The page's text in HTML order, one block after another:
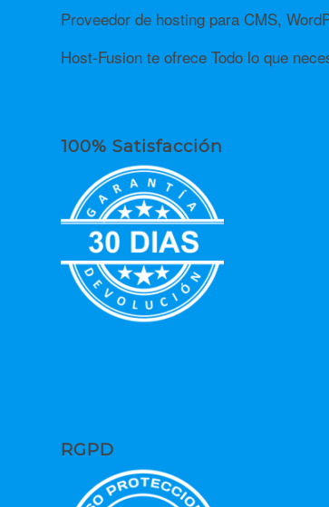
Proveedor de hosting para CMS,
Host-Fusion te ofrece Todo lo que
100% Satisfacción
RGPD